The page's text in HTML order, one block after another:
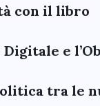
con il libro
e
tra le